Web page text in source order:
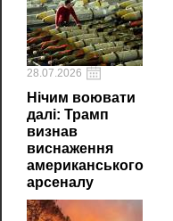
28.07.2026
Нічим воювати
далі: Трамп
визнав
виснаження
американського
арсеналу